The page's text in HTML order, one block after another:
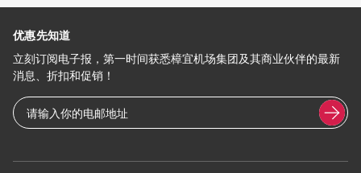
优惠先知道
立刻订阅电子报，第一时间获悉樟宜机场集团及其商业伙伴的最新
消息、折扣和促销！